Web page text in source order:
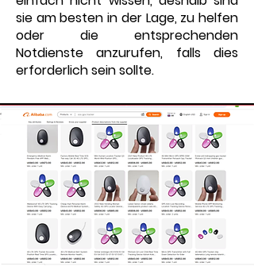
sie am besten in der Lage, zu helfen
oder die entsprechenden
Notdienste anzurufen, falls dies
erforderlich sein sollte.